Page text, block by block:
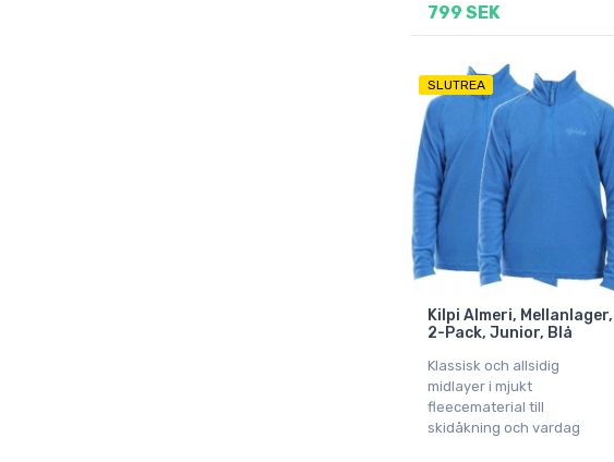
799 SEK
SLUTREA
Kilpi Almeri, Mellanlager,
2-Pack, Junior, Blå
Klassisk och allsidig
midlayer i mjukt
fleecematerial till
skidåkning och vardag